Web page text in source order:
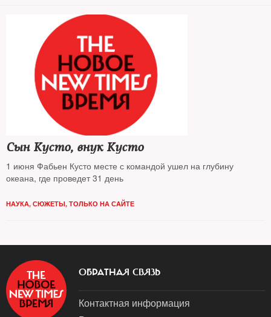
Сын Кусто, внук Кусто
1 июня Фабьен Кусто месте с командой ушел на глубину
океана, где проведет 31 день
НАУКА, СЮЖЕТЫ, ТОЛЬКО НА САЙТЕ
ОБРАТНАЯ СВЯЗЬ
Контактная информация